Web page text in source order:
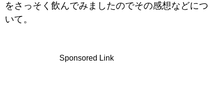
をさっそく飲んでみましたのでその感想などにつ
いて。
Sponsored Link